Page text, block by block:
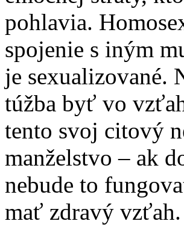
pohlavia.
spojenie s iným
je sexualizované.
túžba byť vo
tento svoj citový
manželstvo – ak
nebude to
mať zdravý